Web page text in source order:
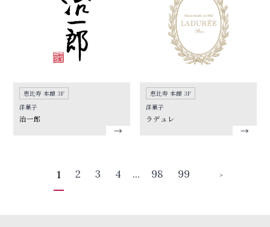
恵比寿 本館 3F
洋菓子
治一郎
恵比寿 本館 3F
洋菓子
ラデュレ
1 2 3 4 ... 98 99 ＞